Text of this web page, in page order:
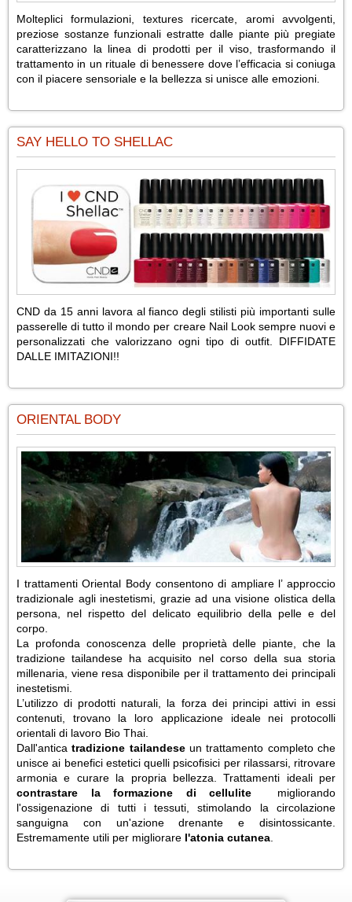
Molteplici formulazioni, textures ricercate, aromi avvolgenti,
preziose sostanze funzionali estratte dalle piante più pregiate
caratterizzano la linea di prodotti per il viso, trasformando il
trattamento in un rituale di benessere dove l’efficacia si coniuga
con il piacere sensoriale e la bellezza si unisce alle emozioni.
SAY HELLO TO SHELLAC
CND da 15 anni lavora al fianco degli stilisti più importanti sulle
passerelle di tutto il mondo per creare Nail Look sempre nuovi e
personalizzati che valorizzano ogni tipo di outfit. DIFFIDATE
DALLE IMITAZIONI!!
ORIENTAL BODY
I trattamenti Oriental Body consentono di ampliare l’ approccio
tradizionale agli inestetismi, grazie ad una visione olistica della
persona, nel rispetto del delicato equilibrio della pelle e del
corpo.
La profonda conoscenza delle proprietà delle piante, che la
tradizione tailandese ha acquisito nel corso della sua storia
millenaria, viene resa disponibile per il trattamento dei principali
inestetismi.
L’utilizzo di prodotti naturali, la forza dei principi attivi in essi
contenuti, trovano la loro applicazione ideale nei protocolli
orientali di lavoro Bio Thai.
Dall'anticatradizione tailandeseun trattamento completo che
unisce ai benefici estetici quelli psicofisici per rilassarsi, ritrovare
armonia e curare la propria bellezza. Trattamenti ideali per
contrastare la formazione di cellulite
migliorando
l'ossigenazione di tutti i tessuti, stimolando la circolazione
sanguigna con un'azione drenante e disintossicante.
Estremamente utili per migliorare l'atonia cutanea.